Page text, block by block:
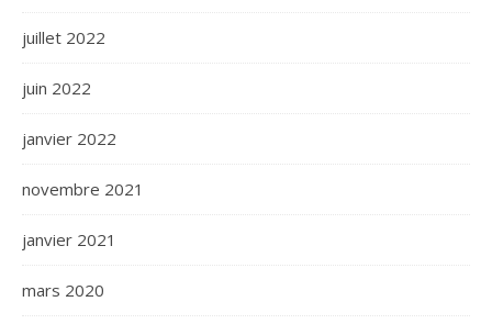
juillet 2022
juin 2022
janvier 2022
novembre 2021
janvier 2021
mars 2020